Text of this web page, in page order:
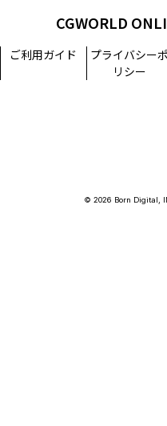
CGWORLD
ご利用ガイド
プライバシーポ
リシー
© 2026 Born Digital,